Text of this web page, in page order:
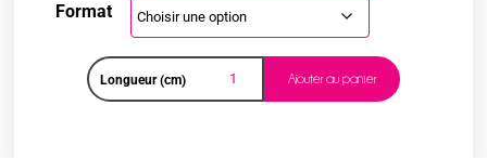
Format
Longueur (cm) Ajouter au panier